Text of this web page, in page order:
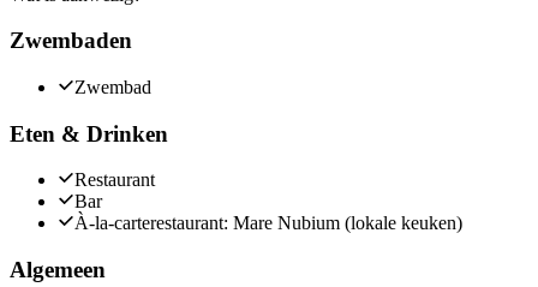
Zwembaden
Zwembad
Eten & Drinken
Restaurant
Bar
À-la-carterestaurant: Mare Nubium (lokale keuken)
Algemeen